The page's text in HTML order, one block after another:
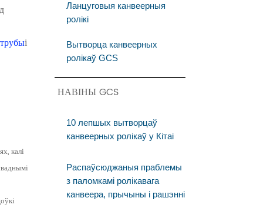
і
калі
Ланцуговыя канвеерныя
ролікі
Вытворца канвеерных
ролікаў GCS
НАВІНЫ GCS
10 лепшых вытворцаў
канвеерных ролікаў у Кітаі
Распаўсюджаныя праблемы
з паломкамі ролікавага
канвеера, прычыны і рашэнні